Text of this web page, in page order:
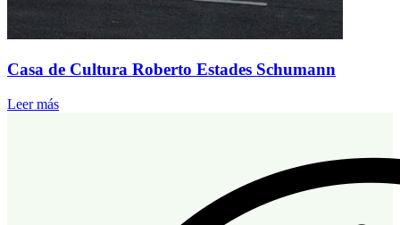
Casa de Cultura Roberto Estades Schumann
Leer más